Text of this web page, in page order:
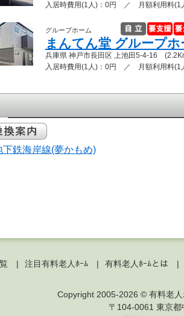
入居時費用(1人)：0円 ／ 月額利用料(1
グループホーム
まんてん堂 グループホ
兵庫県 神戸市長田区 上池田5-4-16
入居時費用(1人)：0円 ／ 月額利用料(1
下鉄海岸線(夢かもめ)
注目有料老人ﾎｰﾑ 有料老人ﾎｰﾑとは
Copyright 2005-2026 © 有料老
〒 104-0061 東京都